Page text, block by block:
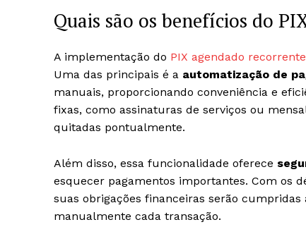
Quais são os benefícios do
A implementação do PIX agendado recorrente
Uma das principais é a automatização de
manuais, proporcionando conveniência e
fixas, como assinaturas de serviços ou
quitadas pontualmente.
Além disso, essa funcionalidade oferece
esquecer pagamentos importantes. Com os
suas obrigações financeiras serão
manualmente cada transação.